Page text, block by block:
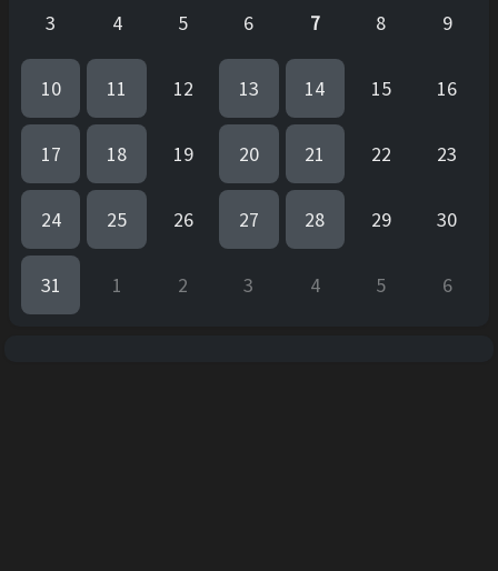
3 4 5 6 7 8 9
10 11 12 13 14 15 16
17 18 19 20 21 22 23
24 25 26 27 28 29 30
31 1 2 3 4 5 6